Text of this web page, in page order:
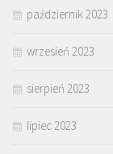
październik 2023
wrzesień 2023
sierpień 2023
lipiec 2023